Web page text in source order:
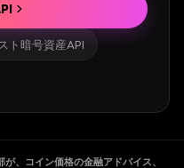
ト暗号資産API
、コイン価格の金融アドバイス、